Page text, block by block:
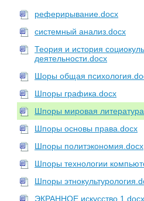
реферирывание.docx
системный анализ.docx
Теория и история
деятельности.docx
Шоры общая
Шпоры графика.docx
Шпоры мировая
Шпоры основы права.docx
Шпоры политэкономия.docx
Шпоры технологии
Шпоры
ЭКРАННОЕ искусство 1.docx